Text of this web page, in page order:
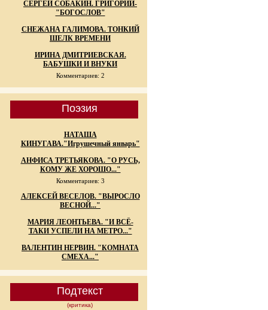
СЕРГЕЙ СОБАКИН. ГРИГОРИЙ-
"БОГОСЛОВ"
СНЕЖАНА ГАЛИМОВА. ТОНКИЙ
ШЕЛК ВРЕМЕНИ
ИРИНА ДМИТРИЕВСКАЯ.
БАБУШКИ И ВНУКИ
Комментариев: 2
Поэзия
НАТАША
КИНУГАВА."Игрушечный январь"
АНФИСА ТРЕТЬЯКОВА. "О РУСЬ,
КОМУ ЖЕ ХОРОШО..."
Комментариев: 3
АЛЕКСЕЙ ВЕСЕЛОВ. "ВЫРОСЛО
ВЕСНОЙ..."
МАРИЯ ЛЕОНТЬЕВА. "И ВСЁ-
ТАКИ УСПЕЛИ НА МЕТРО..."
ВАЛЕНТИН НЕРВИН. "КОМНАТА
СМЕХА..."
Подтекст
(критика)